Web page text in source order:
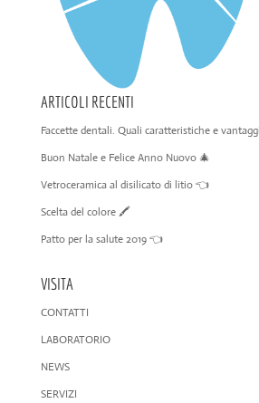
ARTICOLI RECENTI
Faccette dentali. Quali caratteristiche e
Buon Natale e Felice Anno Nuovo 🎄
Vetroceramica al disilicato di litio 👈
Scelta del colore 🖍️
Patto per la salute 2019 👈
VISITA
CONTATTI
LABORATORIO
NEWS
SERVIZI